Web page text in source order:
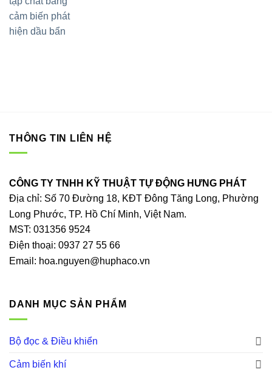
THÔNG TIN LIÊN HỆ
CÔNG TY TNHH KỸ THUẬT TỰ ĐỘNG HƯNG PHÁT
Địa chỉ: Số 70 Đường 18, KĐT Đông Tăng Long, Phường
Long Phước, TP. Hồ Chí Minh, Việt Nam.
MST: 031356 9524
Điện thoại: 0937 27 55 66
Email: hoa.nguyen@huphaco.vn
DANH MỤC SẢN PHẨM
Bộ đọc & Điều khiển
Cảm biến khí